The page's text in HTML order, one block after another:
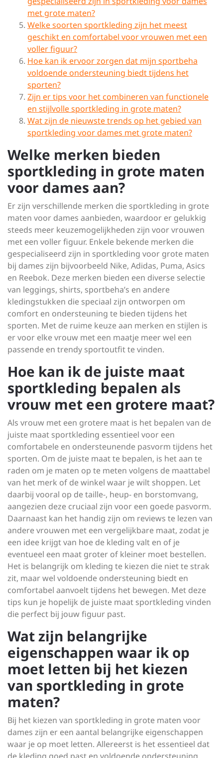
met grote maten?
Welke soorten sportkleding zijn het meest
geschikt en comfortabel voor vrouwen met een
voller figuur?
Hoe kan ik ervoor zorgen dat mijn sportbeha
voldoende ondersteuning biedt tijdens het
sporten?
Zijn er tips voor het combineren van functionele
en stijlvolle sportkleding in grote maten?
Wat zijn de nieuwste trends op het gebied van
sportkleding voor dames met grote maten?
Welke merken bieden
sportkleding in grote maten
voor dames aan?
Er zijn verschillende merken die sportkleding in grote
maten voor dames aanbieden, waardoor er gelukkig
steeds meer keuzemogelijkheden zijn voor vrouwen
met een voller figuur. Enkele bekende merken die
gespecialiseerd zijn in sportkleding voor grote maten
bij dames zijn bijvoorbeeld Nike, Adidas, Puma, Asics
en Reebok. Deze merken bieden een diverse selectie
van leggings, shirts, sportbeha’s en andere
kledingstukken die speciaal zijn ontworpen om
comfort en ondersteuning te bieden tijdens het
sporten. Met de ruime keuze aan merken en stijlen is
er voor elke vrouw met een maatje meer wel een
passende en trendy sportoutfit te vinden.
Hoe kan ik de juiste maat
sportkleding bepalen als
vrouw met een grotere maat?
Als vrouw met een grotere maat is het bepalen van de
juiste maat sportkleding essentieel voor een
comfortabele en ondersteunende pasvorm tijdens het
sporten. Om de juiste maat te bepalen, is het aan te
raden om je maten op te meten volgens de maattabel
van het merk of de winkel waar je wilt shoppen. Let
daarbij vooral op de taille-, heup- en borstomvang,
aangezien deze cruciaal zijn voor een goede pasvorm.
Daarnaast kan het handig zijn om reviews te lezen van
andere vrouwen met een vergelijkbare maat, zodat je
een idee krijgt van hoe de kleding valt en of je
eventueel een maat groter of kleiner moet bestellen.
Het is belangrijk om kleding te kiezen die niet te strak
zit, maar wel voldoende ondersteuning biedt en
comfortabel aanvoelt tijdens het bewegen. Met deze
tips kun je hopelijk de juiste maat sportkleding vinden
die perfect bij jouw figuur past.
Wat zijn belangrijke
eigenschappen waar ik op
moet letten bij het kiezen
van sportkleding in grote
maten?
Bij het kiezen van sportkleding in grote maten voor
dames zijn er een aantal belangrijke eigenschappen
waar je op moet letten. Allereerst is het essentieel dat